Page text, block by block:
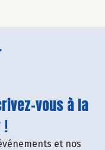
vous à la
!
et nos